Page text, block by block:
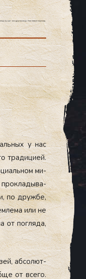
вещи лучше чем другая вещь. Квантовый переход.
у нас
тра­дици­ей.
ми­
прок­ла­дыва­
по друж­бе,
или не
от пог­ля­да,
аб­со­лют­
от все­го.